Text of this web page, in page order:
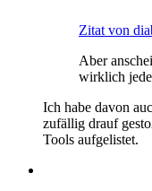
Zitat von
Aber
wirklich
Ich habe davon
zufällig drauf
Tools aufgelistet.